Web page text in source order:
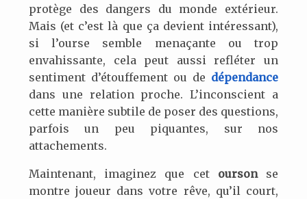
protège des dangers du monde extérieur.
Mais (et c’est là que ça devient intéressant),
si l’ourse semble menaçante ou trop
envahissante, cela peut aussi refléter un
sentiment d’étouffement ou de dépendance
dans une relation proche. L’inconscient a
cette manière subtile de poser des questions,
parfois un peu piquantes, sur nos
attachements.
Maintenant, imaginez que cet oursonse
montre joueur dans votre rêve, qu’il court,